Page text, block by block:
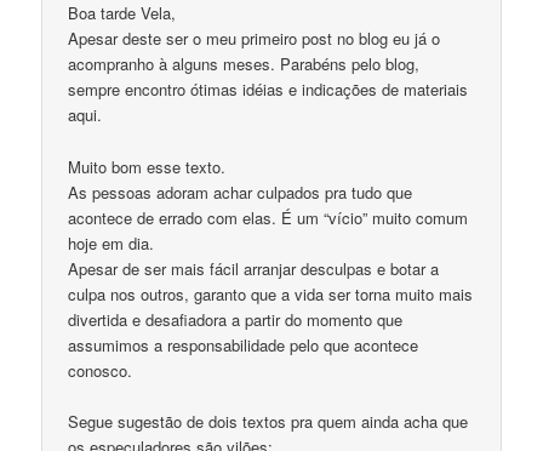
Boa tarde Vela,
Apesar deste ser o meu primeiro post no blog eu já o
acompranho à alguns meses. Parabéns pelo blog,
sempre encontro ótimas idéias e indicações de materiais
aqui.
Muito bom esse texto.
As pessoas adoram achar culpados pra tudo que
acontece de errado com elas. É um “vício” muito comum
hoje em dia.
Apesar de ser mais fácil arranjar desculpas e botar a
culpa nos outros, garanto que a vida ser torna muito mais
divertida e desafiadora a partir do momento que
assumimos a responsabilidade pelo que acontece
conosco.
Segue sugestão de dois textos pra quem ainda acha que
os especuladores são vilões: